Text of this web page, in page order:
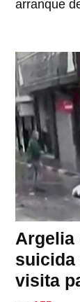
arranque
Argelia
suicida
visita